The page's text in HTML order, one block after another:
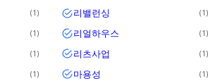
1 리밸런싱 1
1 리얼하우스 1
1 리츠사업 1
1 마용성 1